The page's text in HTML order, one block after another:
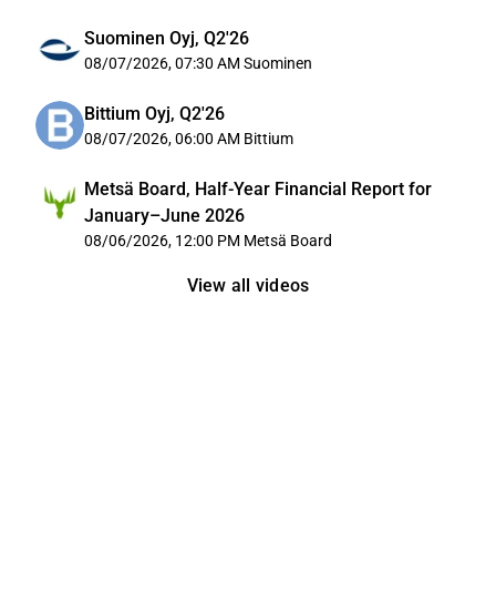
Suominen Oyj, Q2'26
08/07/2026, 07:30 AM Suominen
Bittium Oyj, Q2'26
08/07/2026, 06:00 AM Bittium
Metsä Board, Half-Year Financial Report for
January–June 2026
08/06/2026, 12:00 PM Metsä Board
View all videos